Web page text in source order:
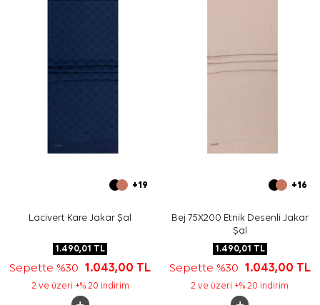
izleyiniz. İpek ve hassas eşarpların elde bakımında
destek almak içinAker İpek Eşarp Şampuanı
kullanabilirsiniz.
Şal etol olarak kullanılabilir mi?
+19
Lacivert Kare Jakar Şal
1.490,01 TL
Sepette %30 1.043,00 TL
2 ve üzeri +% 20 indirim
+16
Bej 75X200 Etnik Desenli Jakar
Şal
1.490,01 TL
Sepette %30 1.043,00 TL
2 ve üzeri +% 20 indirim